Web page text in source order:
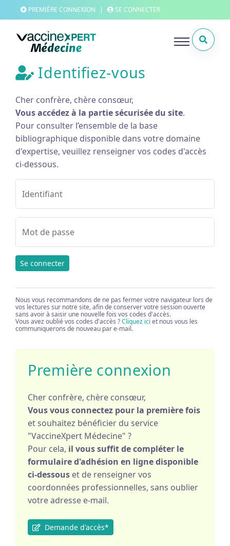
PREMIÈRE CONNEXION | SE CONNECTER
Identifiez-vous
Cher confrère, chère consœur,
Vous accédez à la partie sécurisée du site.
Pour consulter l’ensemble de la base
bibliographique disponible dans votre domaine
d'expertise, veuillez renseigner vos codes d'accès
ci-dessous.
Identifiant
Mot de passe
Se connecter
Nous vous recommandons de ne pas fermer votre navigateur lors de
vos lectures sur notre site, afin de conserver votre session ouverte
sans avoir à saisir une nouvelle fois vos codes d'accès.
Vous avez oublié vos codes d'accès ?Cliquez ici et nous vous les
communiquerons de nouveau par e-mail.
Première connexion
Cher confrère, chère consœur,
Vous vous connectez pour la première fois
et souhaitez bénéficier du service
"VaccineXpert Médecine" ?
Pour cela, il vous suffit de compléter le
formulaire d'adhésion en ligne disponible
ci-dessous et de renseigner vos
coordonnées professionnelles, sans oublier
votre adresse e-mail.
Demande d'accès*